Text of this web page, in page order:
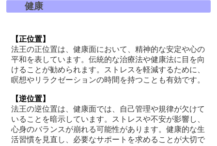
健康
【正位置】
法王の正位置は、健康面において、精神的な安定や心の
平和を表しています。伝統的な治療法や健康法に目を向
けることが勧められます。ストレスを軽減するために、
瞑想やリラクゼーションの時間を持つことも有効です。
【逆位置】
法王の逆位置は、健康面では、自己管理や規律が欠けて
いることを暗示しています。ストレスや不安が影響し、
心身のバランスが崩れる可能性があります。健康的な生
活習慣を見直し、必要なサポートを求めることが大切で